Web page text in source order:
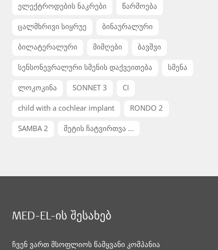
ელექტროდების ნაკრები წარმოება
ცალმხრივი სიყრუე ბინაურალური
ბილატერალური მიმღები ბავშვი
სენსონევრალური სმენის დაქვეითება სმენა
ლოკოკინა SONNET 3 CI
child with a cochlear implant RONDO 2
SAMBA 2 მეტის ჩატვირთვა ...
MED-EL-ის შესახებ
ჩვენ ვართ მსოფლიოს წამყვანი კომპანია